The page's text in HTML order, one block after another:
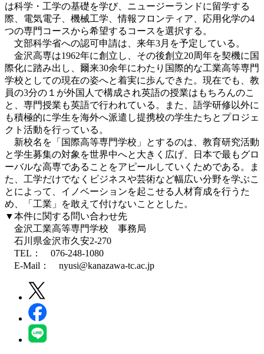
は科学・工学の基礎を学び、ニュージーランドに留学する
際、電気電子、機械工学、情報フロンティア、応用化学の4
つの専門コースから希望するコースを選択する。
文部科学省への認可申請は、来年3月を予定している。
金沢高専は1962年に創立し、その後創立20周年を契機に国
際化に踏み出し、爾来30余年にわたり国際的な工業高等専門
学校としての現在の姿へと着実に歩んできた。現在でも、教
員の3分の１が外国人で構成され英語の授業はもちろんのこ
と、専門授業も英語で行われている。また、語学研修以外に
も積極的に学生を海外へ派遣し提携校の学生たちとプロジェ
クト活動を行っている。
新校名を「国際高等専門学校」とするのは、教育研究活動
と学生募集の対象を世界中へと大きく広げ、日本で最もグロ
ーバルな高専であることをアピールしていくためである。ま
た、工学だけでなくビジネスや芸術など幅広い分野を学ぶこ
とによって、イノベーションを起こせる人材育成を行うた
め、「工業」を敢えて付けないこととした。
▼本件に関する問い合わせ先
金沢工業高等専門学校 事務局
石川県金沢市久安2-270
TEL： 076-248-1080
E-Mail： nyusi@kanazawa-tc.ac.jp